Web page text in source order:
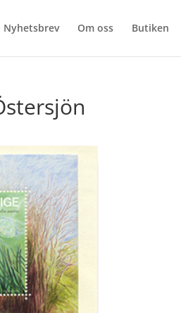
Nyhetsbrev Om oss Butiken